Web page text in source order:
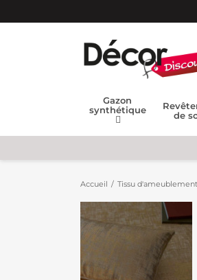
Gazon
synthétique
de
Accueil Tissu